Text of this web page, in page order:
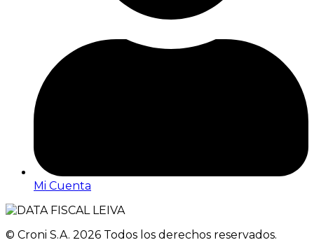
Mi Cuenta
© Croni S.A. 2026 Todos los derechos reservados.